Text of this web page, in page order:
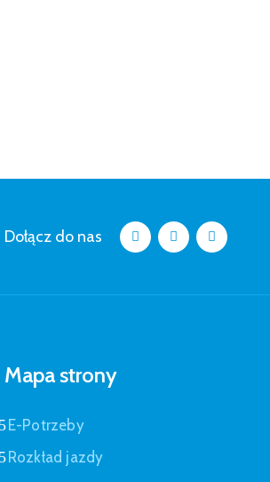
Dołącz do nas
Mapa strony
E-Potrzeby
Rozkład jazdy